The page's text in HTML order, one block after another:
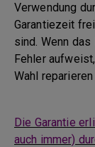
Verwendung
Garantiezeit
sind. Wenn
Fehler
Wahl
Die Garantie
auch immer)